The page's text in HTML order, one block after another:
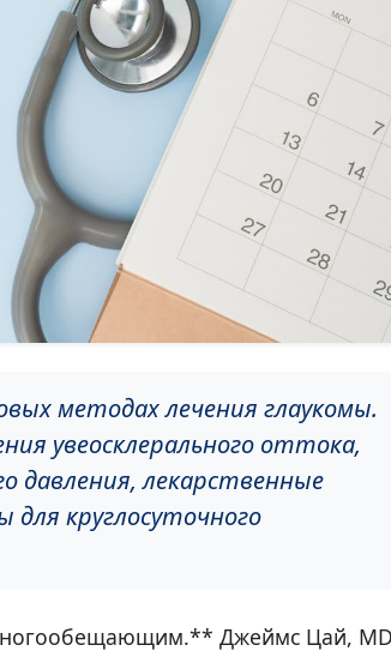
методах лечения глаукомы.
увеосклерального оттока,
давления, лекарственные
круглосуточного
Джеймс Цай,